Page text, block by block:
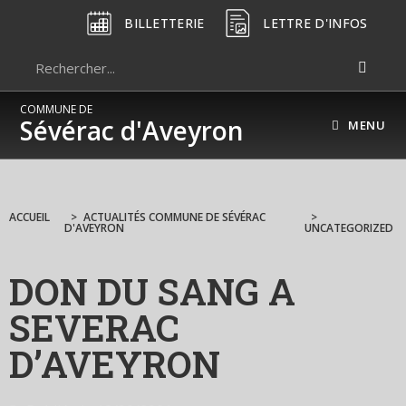
BILLETTERIE LETTRE D'INFOS
COMMUNE DE
Sévérac d'Aveyron MENU
ACCUEIL > ACTUALITÉS COMMUNE DE SÉVÉRAC
D'AVEYRON
>
UNCATEGORIZED
DON DU SANG A
SEVERAC
D’AVEYRON